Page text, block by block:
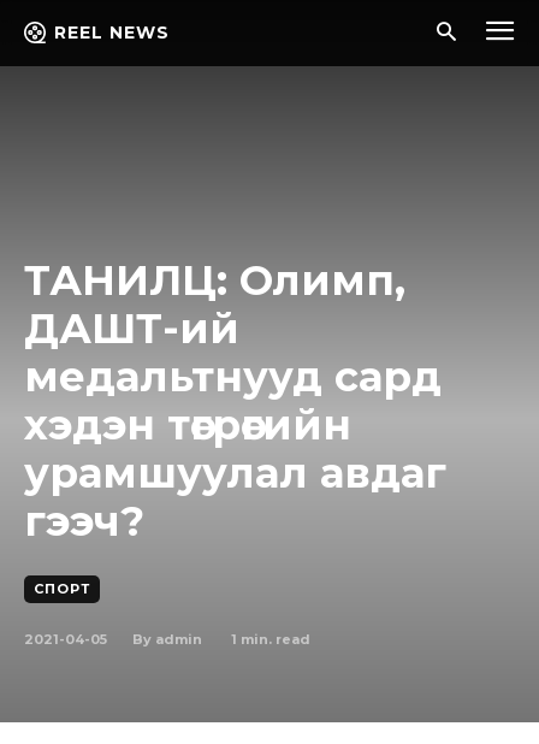
REEL NEWS
ТАНИЛЦ: Олимп,
ДАШТ-ий
медальтнууд сард
хэдэн төгрөгийн
урамшуулал авдаг
гээч?
СПОРТ
2021-04-05 By admin 1 min. read